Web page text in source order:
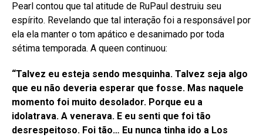
Pearl contou que tal atitude de RuPaul destruiu seu
espírito. Revelando que tal interação foi a responsável por
ela ela manter o tom apático e desanimado por toda
sétima temporada. A queen continuou:
“Talvez eu esteja sendo mesquinha. Talvez seja algo
que eu não deveria esperar que fosse. Mas naquele
momento foi muito desolador. Porque eu a
idolatrava. A venerava. E eu senti que foi tão
desrespeitoso. Foi tão… Eu nunca tinha ido a Los